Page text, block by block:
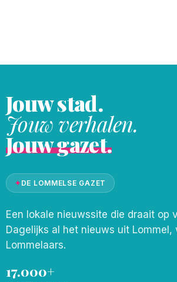
Jouw stad.
Jouw verhalen.
Jouw gazet.
✦DE LOMMELSE GAZET
Een lokale nieuwssite die draait op
Dagelijks al het nieuws uit Lommel,
Lommelaars.
17.000+